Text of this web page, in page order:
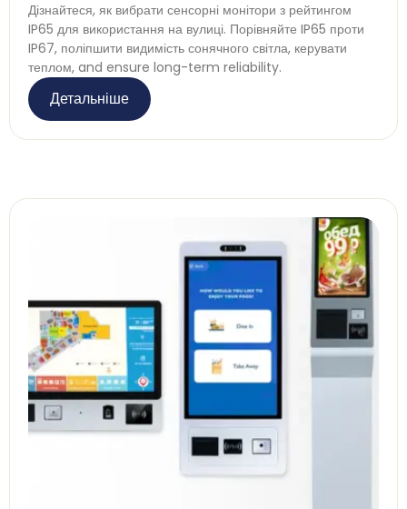
Дізнайтеся, як вибрати сенсорні монітори з рейтингом
IP65 для використання на вулиці. Порівняйте IP65 проти
IP67, поліпшити видимість сонячного світла, керувати
теплом, and ensure long-term reliability.
Детальніше